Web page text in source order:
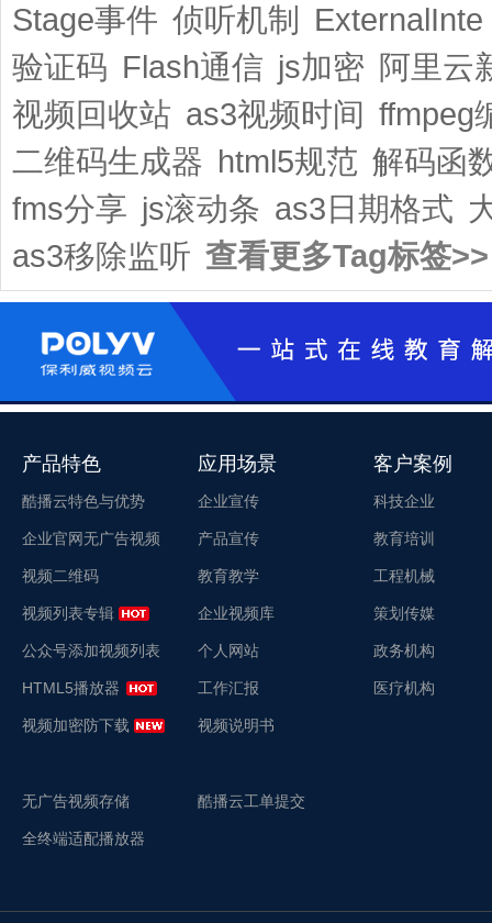
Stage事件 侦听机制
ExternalInte
验证码 Flash通信 js加密 阿里云
视频回收站 as3视频时间 ffmpeg
二维码生成器 html5规范 解码函
fms分享 js滚动条 as3日期格式
as3移除监听 查看更多Tag标签>>
产品特色
酷播云特色与优势
企业官网无广告视频
视频二维码
视频列表专辑
公众号添加视频列表
HTML5播放器
视频加密防下载
无广告视频存储
全终端适配播放器
应用场景
企业宣传
产品宣传
教育教学
企业视频库
个人网站
工作汇报
视频说明书
酷播云工单提交
客户案例
科技企业
教育培训
工程机械
策划传媒
政务机构
医疗机构